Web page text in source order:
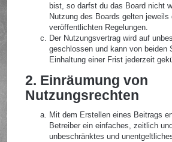
bist, so darfst du das Board nicht
Nutzung des Boards gelten
veröffentlichten Regelungen.
Der Nutzungsvertrag wird auf
geschlossen und kann von beiden
Einhaltung einer Frist jederzeit
2. Einräumung von
Nutzungsrechten
Mit dem Erstellen eines Beitrags
Betreiber ein einfaches, zeitlich
unbeschränktes und